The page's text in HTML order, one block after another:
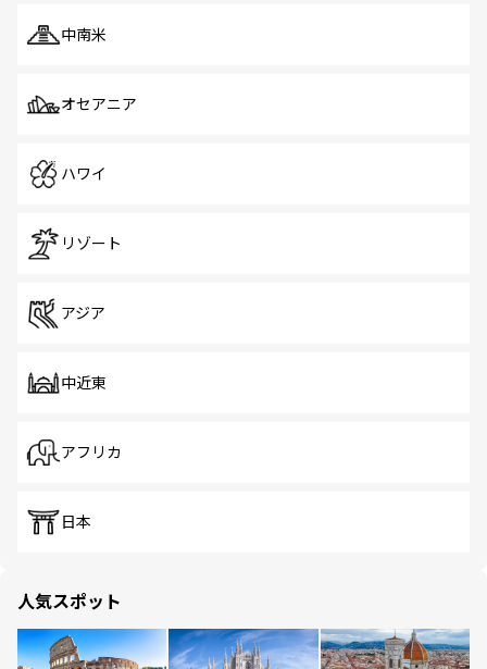
中南米
オセアニア
ハワイ
リゾート
アジア
中近東
アフリカ
日本
人気スポット